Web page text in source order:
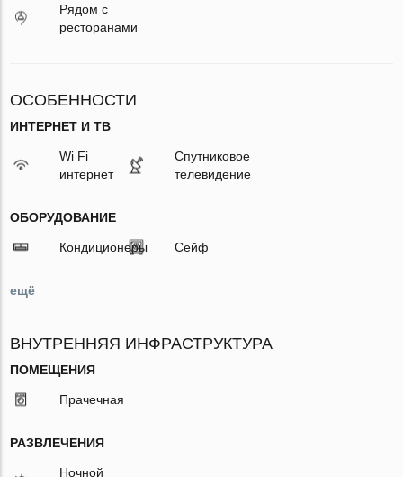
Рядом с
ресторанами
ОСОБЕННОСТИ
ИНТЕРНЕТ И ТВ
Wi Fi
интернет
Спутниковое
телевидение
ОБОРУДОВАНИЕ
Кондиционеры Сейф
ещё
ВНУТРЕННЯЯ ИНФРАСТРУКТУРА
ПОМЕЩЕНИЯ
Прачечная
РАЗВЛЕЧЕНИЯ
Ночной